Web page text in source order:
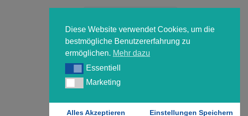
Diese Website verwendet Cookies, um die
bestmögliche Benutzererfahrung zu
ermöglichen. Mehr dazu
EssentiellEssentiell
MarketingMarketing
Alles Akzeptieren Einstellungen Speichern
Forgot your password?